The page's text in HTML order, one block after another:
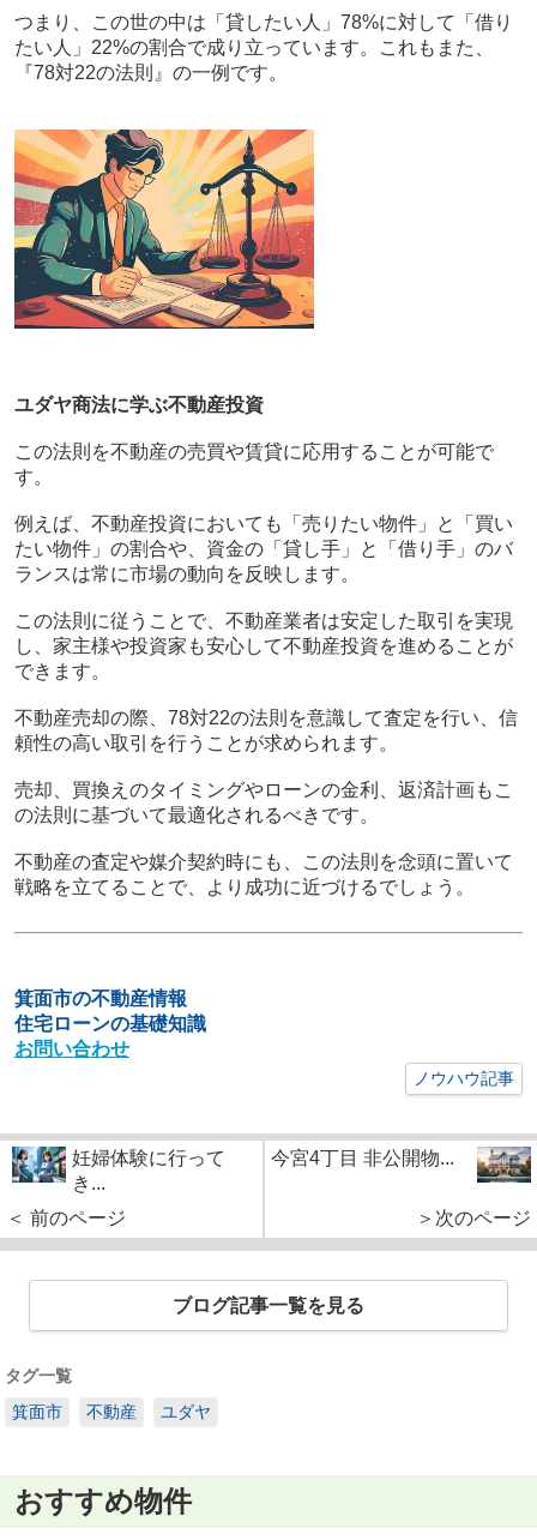
つまり、この世の中は「貸したい人」78%に対して「借り
たい人」22%の割合で成り立っています。これもまた、
『78対22の法則』の一例です。
ユダヤ商法に学ぶ不動産投資
この法則を不動産の売買や賃貸に応用することが可能で
す。
例えば、不動産投資においても「売りたい物件」と「買い
たい物件」の割合や、資金の「貸し手」と「借り手」のバ
ランスは常に市場の動向を反映します。
この法則に従うことで、不動産業者は安定した取引を実現
し、家主様や投資家も安心して不動産投資を進めることが
できます。
不動産売却の際、78対22の法則を意識して査定を行い、信
頼性の高い取引を行うことが求められます。
売却、買換えのタイミングやローンの金利、返済計画もこ
の法則に基づいて最適化されるべきです。
不動産の査定や媒介契約時にも、この法則を念頭に置いて
戦略を立てることで、より成功に近づけるでしょう。
箕面市の不動産情報
住宅ローンの基礎知識
お問い合わせ
ノウハウ記事
妊婦体験に行って
き...
＜ 前のページ
今宮4丁目 非公開物...
＞次のページ
ブログ記事一覧を見る
タグ一覧
箕面市
不動産 ユダヤ
おすすめ物件